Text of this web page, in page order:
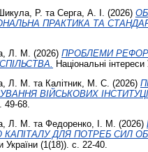
Р. та Серга, А. І. (2026)
ПРАКТИКА ТА
Л. М. (2026) ПРОБЛЕМИ
Національні
Л. М. та Калітник, М. С. (2026)
ВІЙСЬКОВИХ
49-68.
Л. М. та Федоренко, І. М. (2026)
ДЛЯ ПОТРЕБ СИЛ
України (1(18)). с. 22-40.